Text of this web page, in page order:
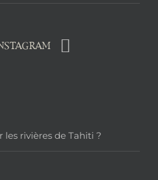
les rivières de Tahiti ?